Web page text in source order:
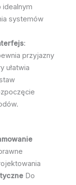
idealnym
systemów
:
przyjazny
ułatwia
Do